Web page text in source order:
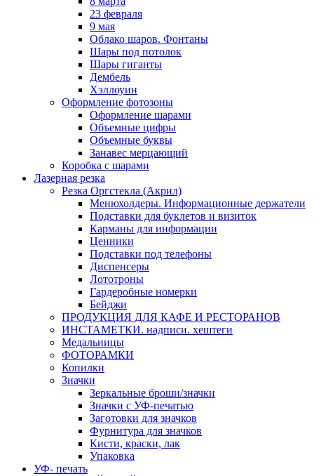
23 февраля
9 мая
Облако шаров. Фонтаны
Шары под потолок
Шары гиганты
Дембель
Хэллоуин
Оформление фотозоны
Оформление шарами
Объемные цифры
Объемные буквы
Занавес мерцающий
Коробка с шарами
Лазерная резка
Резка Оргстекла (Акрил)
Менюхолдеры. Информационные держатели
Подставки для буклетов и визиток
Карманы для информации
Ценники
Подставки под телефоны
Диспенсеры
Лототроны
Гардеробные номерки
Бейджи
ПРОДУКЦИЯ ДЛЯ КАФЕ И РЕСТОРАНОВ
ИНСТАМЕТКИ. надписи. хештеги
Медальницы
ФОТОРАМКИ
Копилки
Значки
Зеркальные броши/значки
Значки с УФ-печатью
Заготовки для значков
Фурнитура для значков
Кисти, краски, лак
Упаковка
УФ- печать